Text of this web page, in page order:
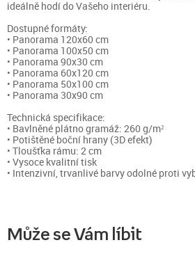
ideálně hodí do Vašeho interiéru.
Dostupné formáty:
• Panorama 120x60 cm
• Panorama 100x50 cm
• Panorama 90x30 cm
• Panorama 60x120 cm
• Panorama 50x100 cm
• Panorama 30x90 cm
Technická specifikace:
• Bavlněné plátno gramáž: 260 g/m²
• Potištěné boční hrany (3D efekt)
• Tloušťka rámu: 2 cm
• Vysoce kvalitní tisk
• Intenzivní, trvanlivé barvy odolné proti
Může se Vám líbit